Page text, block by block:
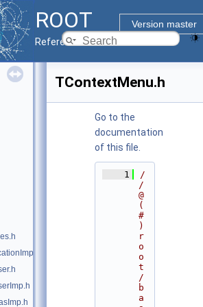
ROOT
Version master
Reference Guide
TContextMenu.h
Go to the
documentation
of this file.
    1
/
/
@
(
#
)
r
o
o
t
/
b
a